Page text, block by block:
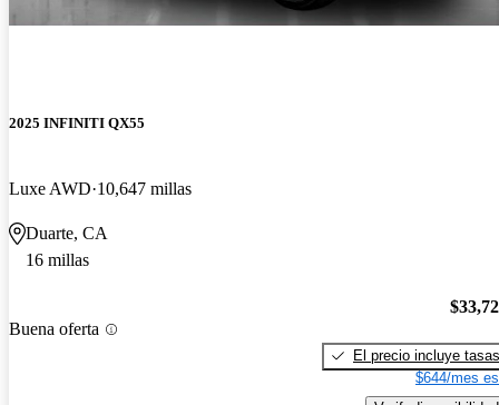
2025 INFINITI QX55
Luxe AWD 10,647 millas
Duarte, CA
16 millas
Buena oferta
El precio incluye tasas
$644/mes